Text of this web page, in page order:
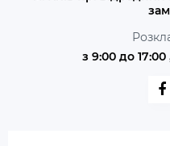
з 9:00 до